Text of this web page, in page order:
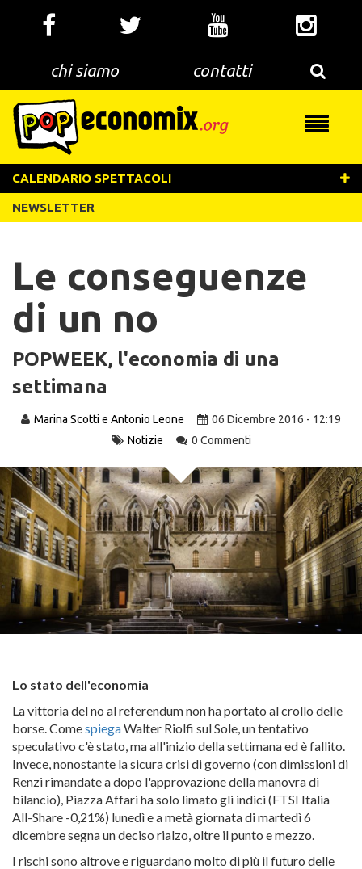
chi siamo contatti
Toggle
CALENDARIO SPETTACOLI
NEWSLETTER
Le conseguenze
di un no
POPWEEK, l'economia di una
settimana
Marina Scotti e Antonio Leone
06 Dicembre 2016 - 12:19
Notizie
0 Commenti
Lo stato dell'economia
La vittoria del no al referendum non ha portato al crollo delle
borse. ComespiegaWalter Riolfi sul Sole, un tentativo
speculativo c'è stato, ma all'inizio della settimana ed è fallito.
Invece, nonostante la sicura crisi di governo (con dimissioni di
Renzi rimandate a dopo l'approvazione della manovra di
bilancio), Piazza Affari ha solo limato gli indici (FTSI Italia
All-Share -0,21%) lunedì e a metà giornata di martedì 6
dicembre segna un deciso rialzo, oltre il punto e mezzo.
I rischi sono altrove e riguardano molto di più il futuro delle